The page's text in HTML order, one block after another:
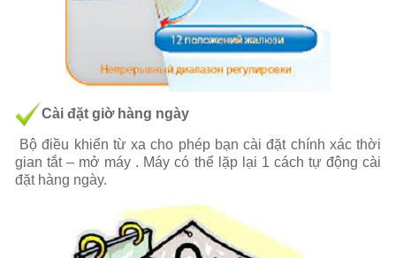
Cài đặt giờ hàng ngày
Bộ điều khiển từ xa cho phép bạn cài đặt chính xác thời
gian tắt – mở máy . Máy có thể lặp lại 1 cách tự động cài
đặt hàng ngày.